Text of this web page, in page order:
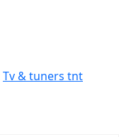
Tv & tuners tnt